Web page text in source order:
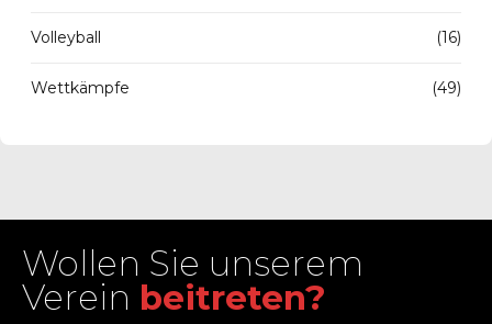
Volleyball (16)
Wettkämpfe (49)
Wollen Sie unserem
Verein beitreten?